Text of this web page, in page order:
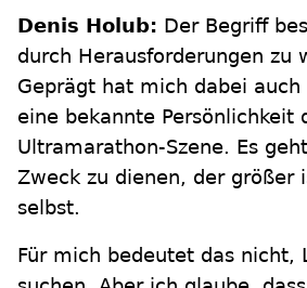
Denis Holub: Der Begriff
durch Herausforderungen zu
Geprägt hat mich dabei auch
eine bekannte Persönlichkeit
Ultramarathon-Szene. Es
Zweck zu dienen, der größer
selbst.
Für mich bedeutet das nicht,